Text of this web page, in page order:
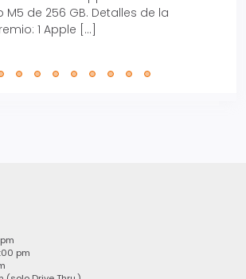
de 256 GB. Detalles de la
1 Apple […]
pm